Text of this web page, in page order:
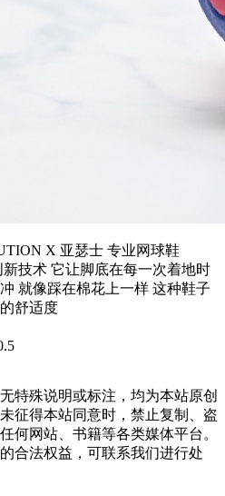
X 亚瑟士 专业网球鞋
技术 它让脚底在每一次着地时
就像踩在棉花上一样 这种鞋子
舒适度
特殊说明或标注，均为本站原创
征得本站同意时，禁止复制、盗
何网站、书籍等各类媒体平台。
合法权益，可联系我们进行处